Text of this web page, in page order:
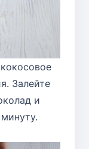
Залейте
и